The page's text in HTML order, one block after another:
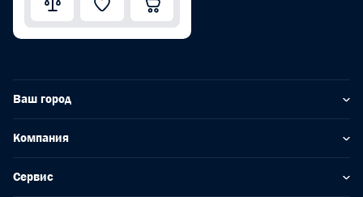
Ваш город
Компания
Сервис